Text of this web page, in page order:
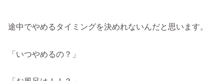
途中でやめるタイミングを決めれないんだと思います。
「いつやめるの？」